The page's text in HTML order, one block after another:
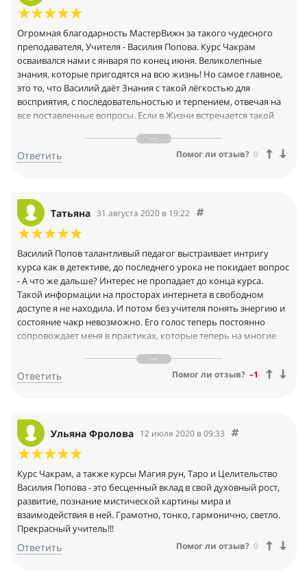
Огромная благодарность МастерВижн за такого чудесного
преподавателя, Учителя - Василия Попова. Курс Чакрам
осваивался нами с января по конец июня. Великолепные
знания, которые пригодятся на всю жизнь! Но самое главное,
это то, что Василий даёт Знания с такой лёгкостью для
восприятия, с последовательностью и терпением, отвечая на
все поставленные вопросы. Если в Жизни встречается такой
Знаний всем, кто решается менять свою реальность! Курс - не
просто Серебро-Золото-Платина, это настоящее сокровище -
Ответить Помог ли отзыв? 0
Татьяна 31 августа 2020 в 19:22
Василий Попов талантливый педагог выстраивает интригу
курса как в детективе, до последнего урока не покидает вопрос
- А что же дальше? Интерес не пропадает до конца курса.
Такой информации на просторах интернета в свободном
доступе я не находила. И потом без учителя понять энергию и
состояние чакр невозможно. Его голос теперь постоянно
сопровождает меня в практиках, которые теперь на многие
состояния. У нас на курсе многие смотрели курс в записи, т.к.
живут в разных часовых поясах. Все практики проходят
Кундалини. Теперь я понимаю, что до этого я не чувствовала
ее. Эмоции зашкаливают. Кроме Чакрама, я училась у Василия
Попова на Магии Рун, Таро и Целительству. Таро я училась и
до этого, но именно после его курса преодолела ступор и
начала делать расклады, говорят успешно. Для меня это
серьезный показатель. А РУНЫ - это особая тема. Курс по
Рунам я закончила год назад. Сколько времени прошло, а у
меня до сих пор эмоции зашкаливают. Секрет в том, что у
Василий просто потрясающий проводник энергий Рун. После
курса Василий проводил практические занятия, коллективные
путешествия по мирам, в сочетании с различными
Ответить Помог ли отзыв? –1
Ульяна Фролова 12 июля 2020 в 09:33
Курс Чакрам, а также курсы Магия рун, Таро и Целительство
Василия Попова - это бесценный вклад в свой духовный рост,
развитие, познание мистической картины мира и
взаимодействия в ней. Грамотно, тонко, гармонично, светло.
Прекрасный учитель!!!
Ответить Помог ли отзыв? 0